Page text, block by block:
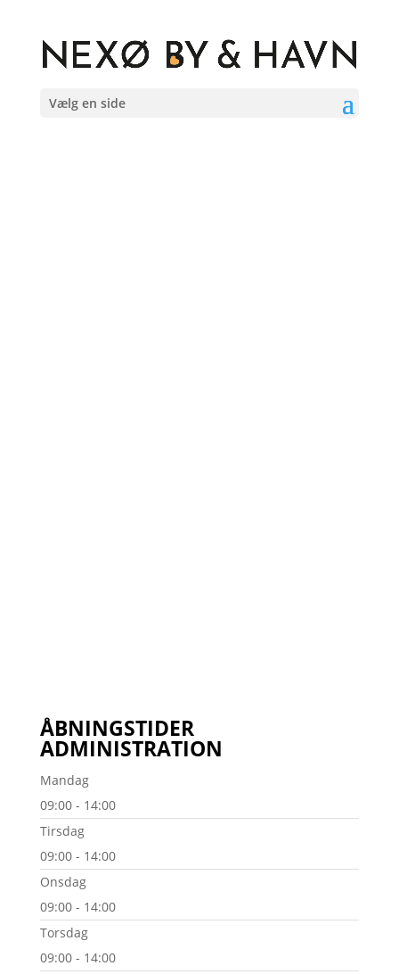
Vælg en side
ÅBNINGSTIDER
ADMINISTRATION
Mandag
09:00 - 14:00
Tirsdag
09:00 - 14:00
Onsdag
09:00 - 14:00
Torsdag
09:00 - 14:00